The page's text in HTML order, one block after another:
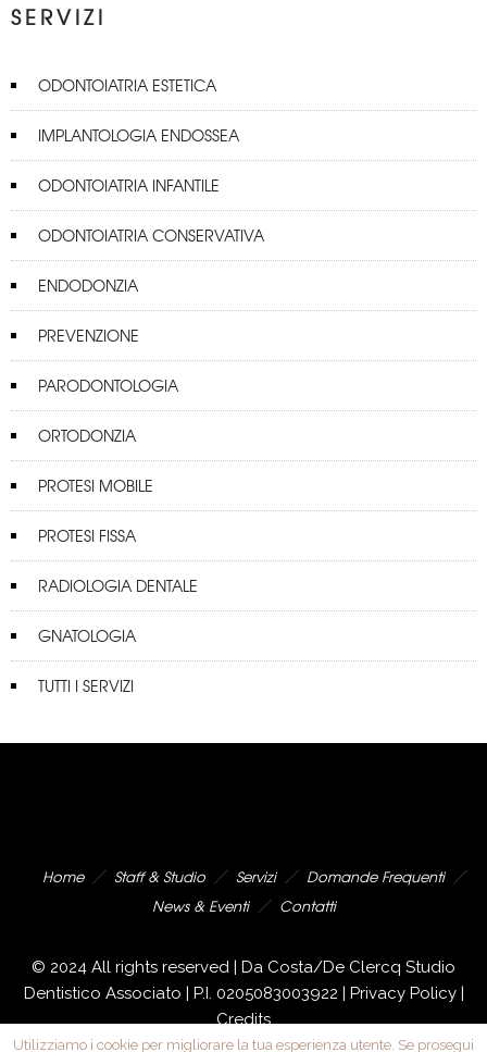
SERVIZI
ODONTOIATRIA ESTETICA
IMPLANTOLOGIA ENDOSSEA
ODONTOIATRIA INFANTILE
ODONTOIATRIA CONSERVATIVA
ENDODONZIA
PREVENZIONE
PARODONTOLOGIA
ORTODONZIA
PROTESI MOBILE
PROTESI FISSA
RADIOLOGIA DENTALE
GNATOLOGIA
TUTTI I SERVIZI
Home Staff & Studio Servizi
Domande Frequenti
News & Eventi
Contatti
© 2024 All rights reserved | Da Costa/De Clercq Studio
Dentistico Associato | P.I. 0205083003922 | Privacy Policy|
Credits
Utilizziamo i cookie per migliorare la tua esperienza utente. Se prosegui